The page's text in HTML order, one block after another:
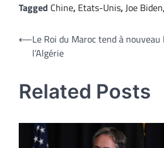
Tagged Chine, Etats-Unis,Joe Biden
Navigation
⟵Le Roi du Maroc tend à
l’Algérie
Related Posts